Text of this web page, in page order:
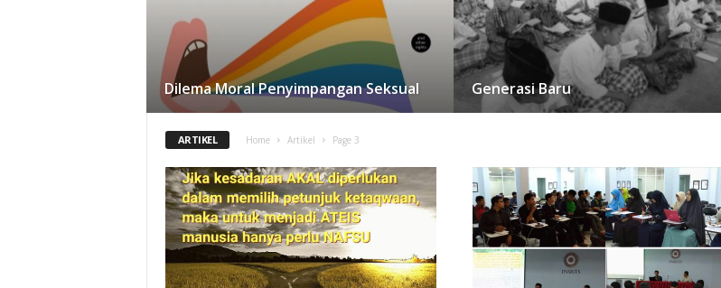
Dilema Moral Penyimpangan Seksual Generasi Baru
ARTIKEL Home Artikel Page 3